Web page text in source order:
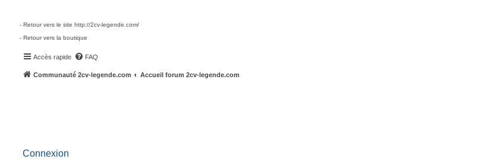
- Retour vers le site http://2cv-legende.com/
- Retour vers la boutique
Accès rapide FAQ
Communauté 2cv-legende.com Accueil forum 2cv-legende.com
Connexion